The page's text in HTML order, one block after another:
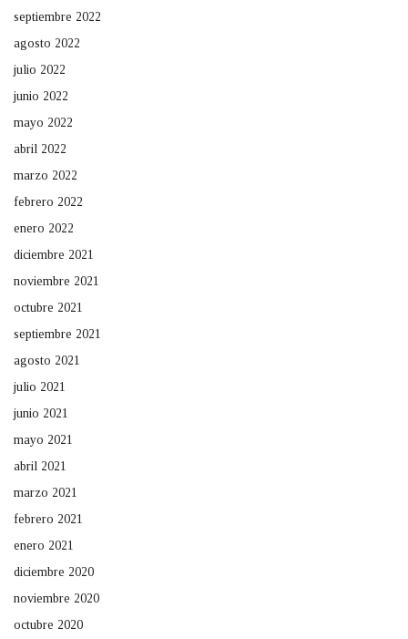
septiembre 2022
agosto 2022
julio 2022
junio 2022
mayo 2022
abril 2022
marzo 2022
febrero 2022
enero 2022
diciembre 2021
noviembre 2021
octubre 2021
septiembre 2021
agosto 2021
julio 2021
junio 2021
mayo 2021
abril 2021
marzo 2021
febrero 2021
enero 2021
diciembre 2020
noviembre 2020
octubre 2020